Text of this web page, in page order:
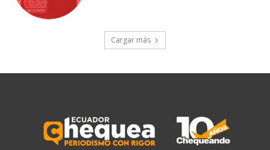
Cargar más